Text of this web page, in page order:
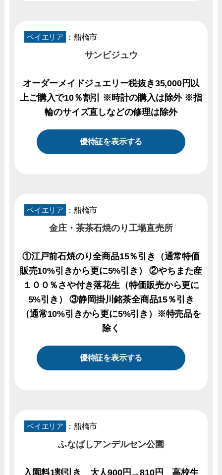
ベイエリア ：船橋市
サンビジュウ
オーダーメイドジュエリー税抜き35,000円以
上ご購入で10％割引 ※時計の購入は除外 ※指
輪のサイズ直しなどの修理は除外
優待証を表示する
ベイエリア ：船橋市
金庄・茶茶石焼のり工場直売所
①江戸前石焼のり全商品15％引き（通常特価
販売10%引きから更に5%引き） ②やちまた産
１００％さや付き落花生（特価販売から更に
5%引き） ③静岡掛川銘茶全商品15％引き
（通常10%引きから更に5%引き）※特売品を
除く
優待証を表示する
ベイエリア ：船橋市
ふなばしアンデルセン公園
入園料1割引き 大人900円→810円 高校生